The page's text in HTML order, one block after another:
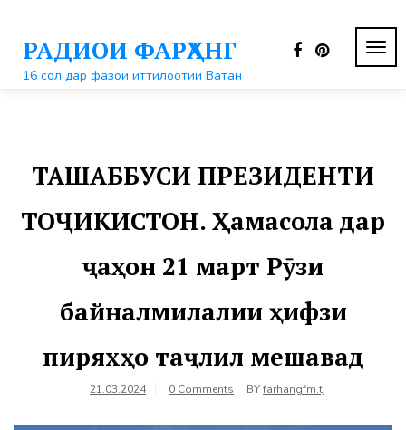
контентуРАДИОИ ФАРҲАНГ
16 сол дар фазои иттилоотии Ватан
ТАШАББУСИ ПРЕЗИДЕНТИ
ТОҶИКИСТОН. Ҳамасола дар
ҷаҳон 21 март Рӯзи
байналмилалии ҳифзи
пиряхҳо таҷлил мешавад
21.03.2024 0 Comments BYfarhangfm.tj